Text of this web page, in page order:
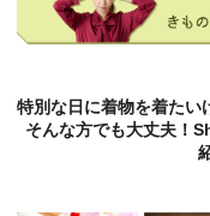
特別な日に着物を着たい
そんな方でも大丈夫！